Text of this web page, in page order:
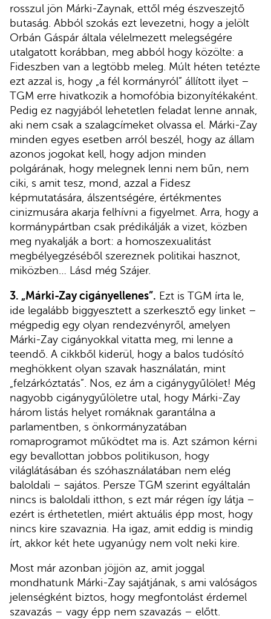
rosszul jön Márki-Zaynak, ettől még észveszejtő
butaság. Abból szokás ezt levezetni, hogy a jelölt
Orbán Gáspár általa vélelmezett melegségére
utalgatott korábban, meg abból hogy közölte: a
Fideszben van a legtöbb meleg. Múlt héten tetézte
ezt azzal is, hogy „a fél kormányról” állított ilyet –
TGM erre hivatkozik a homofóbia bizonyítékaként.
Pedig ez nagyjából lehetetlen feladat lenne annak,
aki nem csak a szalagcímeket olvassa el. Márki-Zay
minden egyes esetben arról beszél, hogy az állam
azonos jogokat kell, hogy adjon minden
polgárának, hogy melegnek lenni nem bűn, nem
ciki, s amit tesz, mond, azzal a Fidesz
képmutatására, álszentségére, értékmentes
cinizmusára akarja felhívni a figyelmet. Arra, hogy a
kormánypártban csak prédikálják a vizet, közben
meg nyakalják a bort: a homoszexualitást
megbélyegzéséből szereznek politikai hasznot,
miközben… Lásd még Szájer.
3. „Márki-Zay cigányellenes”. Ezt is TGM írta le,
ide legalább biggyesztett a szerkesztő egy linket –
mégpedig egy olyan rendezvényről, amelyen
Márki-Zay cigányokkal vitatta meg, mi lenne a
teendő. A cikkből kiderül, hogy a balos tudósító
meghökkent olyan szavak használatán, mint
„felzárkóztatás”. Nos, ez ám a cigánygyűlölet! Még
nagyobb cigánygyűlöletre utal, hogy Márki-Zay
három listás helyet romáknak garantálna a
parlamentben, s önkormányzatában
romaprogramot működtet ma is. Azt számon kérni
egy bevallottan jobbos politikuson, hogy
világlátásában és szóhasználatában nem elég
baloldali – sajátos. Persze TGM szerint egyáltalán
nincs is baloldali itthon, s ezt már régen így látja –
ezért is érthetetlen, miért aktuális épp most, hogy
nincs kire szavaznia. Ha igaz, amit eddig is mindig
írt, akkor két hete ugyanúgy nem volt neki kire.
Most már azonban jöjjön az, amit joggal
mondhatunk Márki-Zay sajátjának, s ami valóságos
jelenségként biztos, hogy megfontolást érdemel
szavazás – vagy épp nem szavazás – előtt.